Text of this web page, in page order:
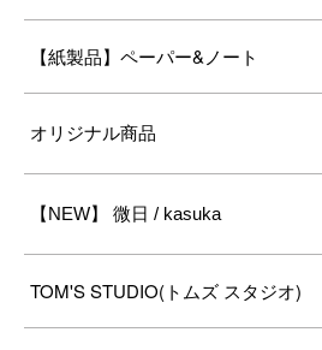
【紙製品】ペーパー&ノート
オリジナル商品
【NEW】 微日 / kasuka
TOM'S STUDIO(トムズ スタジオ)